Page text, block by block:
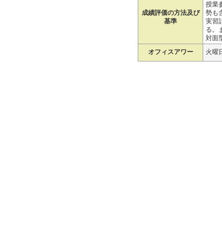
成績評価の方法及び
基準
授業
勢も
実習
る。
対面
オフィスアワー
火曜